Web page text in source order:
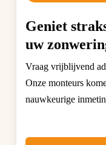
Geniet
uw
Vraag vrijblijvend
Onze monteurs
nauwkeurige